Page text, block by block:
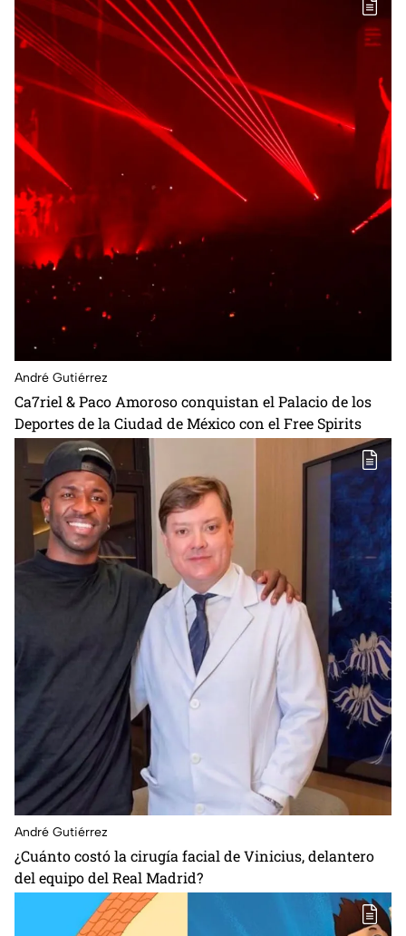
André Gutiérrez
Ca7riel & Paco Amoroso conquistan el Palacio de los
Deportes de la Ciudad de México con el Free Spirits
André Gutiérrez
¿Cuánto costó la cirugía facial de Vinicius, delantero
del equipo del Real Madrid?